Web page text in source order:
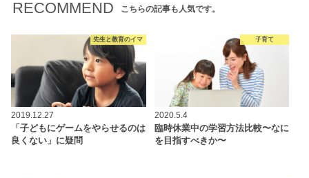
RECOMMEND こちらの記事も人気です。
先生と教育のイマ
2019.12.27
「子どもにゲームをやらせるのは
良くない」に疑問
子育て
2020.5.4
臨時休業中の学習方法比較〜なに
を目指すべきか〜